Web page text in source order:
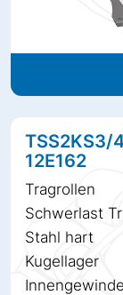
TSS2KS3/
12E162
Tragrollen
Schwerlast
Stahl hart
Kugellager
Innengewinde